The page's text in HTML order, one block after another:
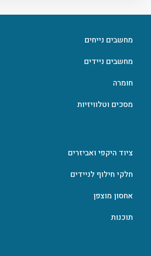
מחשבים נייחים
מחשבים ניידים
חומרה
מסכים וטלוויזיות
ציוד היקפי ואביזרים
חלקי חילוף לניידים
אחסון מוצפן
תוכנות